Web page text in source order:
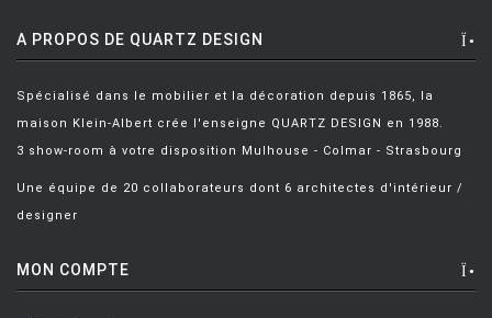
FONTANA ARTE
FOSCARINI
GERVASONI
GUBI
A PROPOS DE QUARTZ DESIGN
Spécialisé dans le mobilier et la décoration depuis 1865, la
maison Klein-Albert crée l'enseigne QUARTZ DESIGN en 1988.
3 show-room à votre disposition Mulhouse - Colmar - Strasbourg
Une équipe de 20 collaborateurs dont 6 architectes d'intérieur /
designer
MON COMPTE